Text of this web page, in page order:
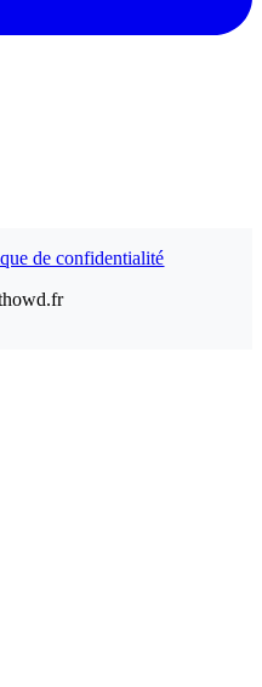
de confidentialité